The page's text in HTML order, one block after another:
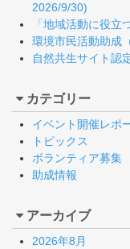
2026/9/30)
「地域活動に役
環境市民活動助成
自然共生サイト認
カテゴリー
イベント開催レポ
トピックス
ボランティア募集
助成情報
アーカイブ
2026年8月